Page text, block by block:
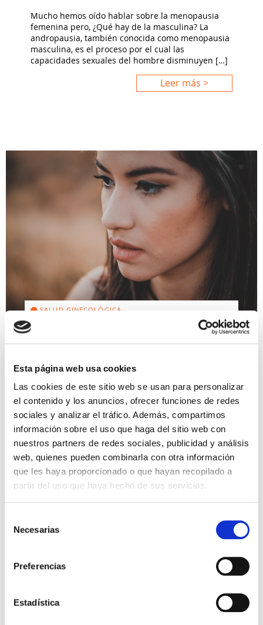
Esta página web usa cookies
Las cookies de este sitio web se usan para personalizar
el contenido y los anuncios, ofrecer funciones de redes
sociales y analizar el tráfico. Además, compartimos
información sobre el uso que haga del sitio web con
nuestros partners de redes sociales, publicidad y análisis
web, quienes pueden combinarla con otra información
que les haya proporcionado o que hayan recopilado a
partir del uso que haya hecho de sus servicios.
Necesarias
Preferencias
Estadística
Mucho hemos oído hablar sobre la menopausia
femenina pero, ¿Qué hay de la masculina? La
andropausia, también conocida como menopausia
masculina, es el proceso por el cual las
capacidades sexuales del hombre disminuyen […]
Leer más >
SALUD GINECOLÓGICA
Sangrado de implantación.
¿Qué es y cómo se
diferencia de la
menstruación?
La fecundación del óvulo por parte del
espermatozoide se produce, generalmente, en el
extremo distal de la trompa uterina. EL cigoto
(óvulo fecundado) comienza entonces su tránsito
hacia la cavidad […]
Leer más >